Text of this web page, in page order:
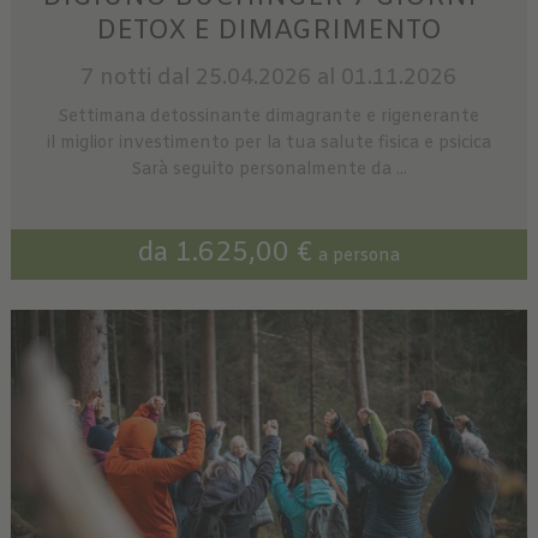
DETOX E DIMAGRIMENTO
7 notti dal 25.04.2026 al 01.11.2026
Settimana detossinante dimagrante e rigenerante
il miglior investimento per la tua salute fisica e psicica
Sarà seguito personalmente da ...
da 1.625,00 € a persona